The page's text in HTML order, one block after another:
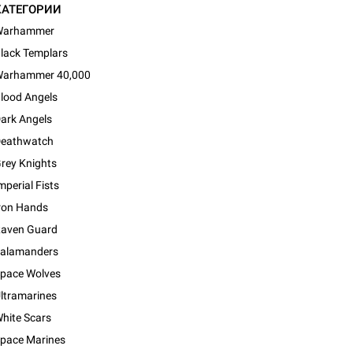
Templars
40,000
Angels
Angels
Knights
Fists
Hands
Guard
Wolves
Scars
Marines